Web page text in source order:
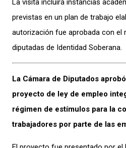
La visita incluirá instancias
previstas en un plan de trabajo
autorización fue aprobada con el
diputadas de Identidad Soberana.
La Cámara de Diputados
proyecto de ley de empleo
régimen de estímulos para la
trabajadores por parte de las